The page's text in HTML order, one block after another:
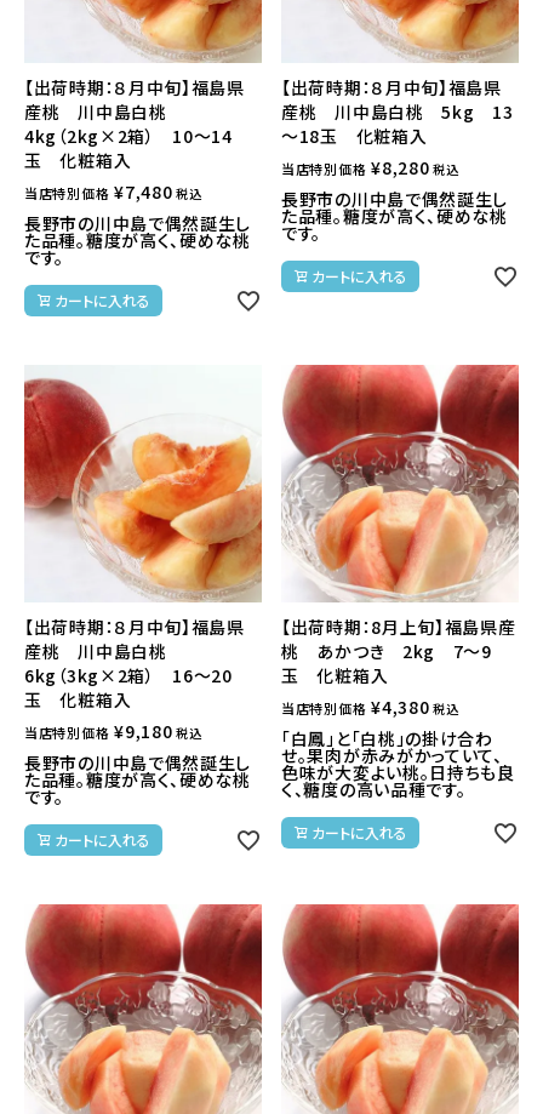
【出荷時期：８月中旬】福島県
産桃 川中島白桃
4kg（2kg×2箱） 10～14
玉 化粧箱入
当店特別価格 ¥7,480 税込
長野市の川中島で偶然誕生し
た品種。糖度が高く、硬めな桃
です。
カートに入れる
【出荷時期：８月中旬】福島県
産桃 川中島白桃 5kg 13
～18玉 化粧箱入
当店特別価格 ¥8,280 税込
長野市の川中島で偶然誕生し
た品種。糖度が高く、硬めな桃
です。
カートに入れる
【出荷時期：８月中旬】福島県
産桃 川中島白桃
6kg（3kg×2箱） 16～20
玉 化粧箱入
当店特別価格 ¥9,180 税込
長野市の川中島で偶然誕生し
た品種。糖度が高く、硬めな桃
です。
カートに入れる
【出荷時期：8月上旬】福島県産
桃 あかつき 2kg 7～9
玉 化粧箱入
当店特別価格 ¥4,380 税込
「白鳳」と「白桃」の掛け合わ
せ。果肉が赤みがかっていて、
色味が大変よい桃。日持ちも良
く、糖度の高い品種です。
カートに入れる